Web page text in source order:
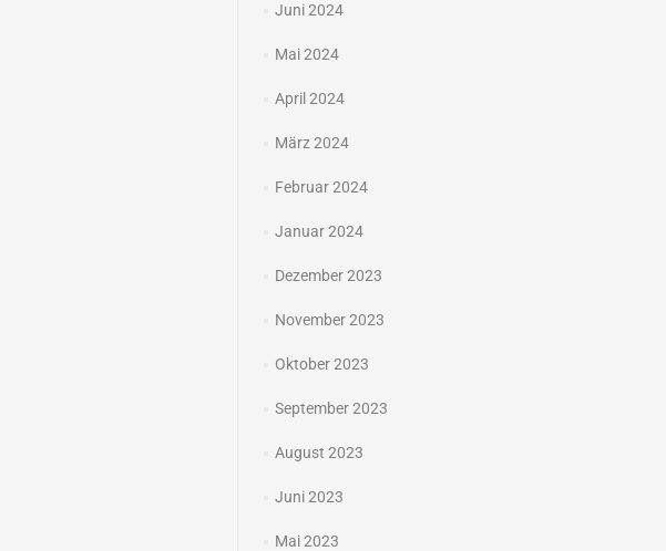
Juni 2024
Mai 2024
April 2024
März 2024
Februar 2024
Januar 2024
Dezember 2023
November 2023
Oktober 2023
September 2023
August 2023
Juni 2023
Mai 2023